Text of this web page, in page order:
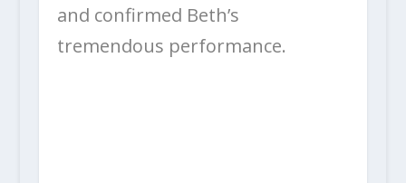
and confirmed Beth’s
tremendous performance.